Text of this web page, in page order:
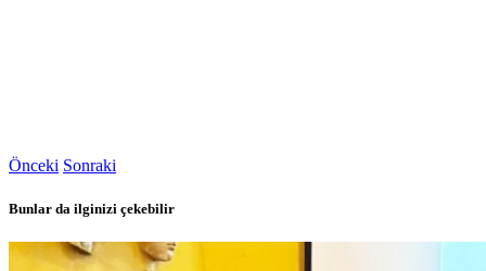
Önceki Sonraki
Bunlar da ilginizi çekebilir